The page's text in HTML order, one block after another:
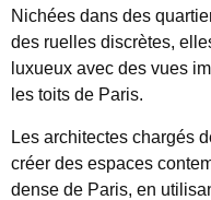
Nichées dans des
des ruelles discrètes,
luxueux avec des vues
les toits de Paris.
Les architectes chargés
créer des espaces
dense de Paris, en